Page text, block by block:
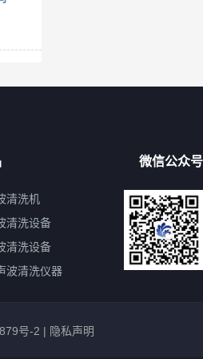
清洗机
清洗设备
清洗设备
波清洗仪器
微信公众
号-2 | 隐私声明